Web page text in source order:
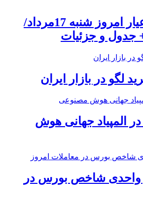
قیمت طلای 18عیار امروز شنبه 17مرداد/
جدول و جزئیات
لگو در بازار ایران
المپیاد جهانی هوش
هزار واحدی شاخص بورس در